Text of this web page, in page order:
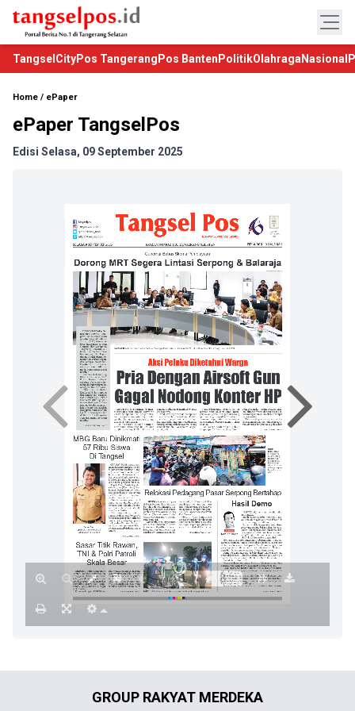
TangselCityPos Tangerang Pos Banten PolitikOlahraga Nasional
Home / ePaper
ePaper TangselPos
Edisi Selasa, 09 September 2025
GROUP RAKYAT MERDEKA